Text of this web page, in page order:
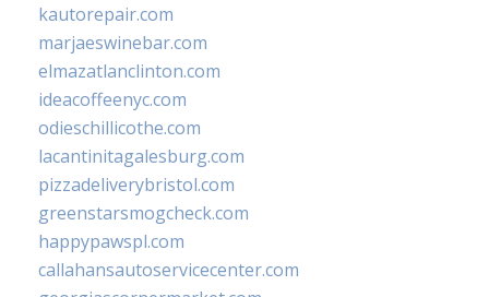
kautorepair.com
marjaeswinebar.com
elmazatlanclinton.com
ideacoffeenyc.com
odieschillicothe.com
lacantinitagalesburg.com
pizzadeliverybristol.com
greenstarsmogcheck.com
happypawspl.com
callahansautoservicecenter.com